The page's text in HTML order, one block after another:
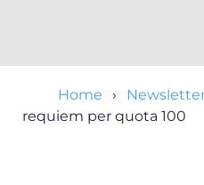
Home
requiem per quota 100